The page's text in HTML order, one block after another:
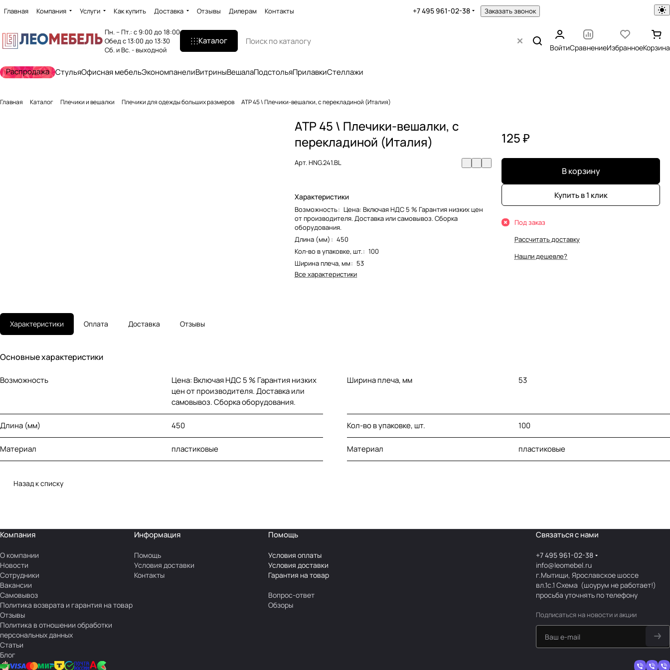
Главная Компания Услуги Как купить Доставка Отзывы Дилерам Контакты +7 495 961-02-38 Заказать звонок
Пн. – Пт.: с 9:00 до 18:00
Обед с 13:00 до 13:30
Сб. и Вс. - выходной
Каталог
ВойтиСравнениеИзбранноеКорзина
Распродажа СтульяОфисная мебельЭкономпанелиВитриныВешалаПодстольяПрилавкиСтеллажи
Главная Каталог Плечики и вешалки Плечики для одежды больших размеров ATP 45 \ Плечики-вешалки, с перекладиной (Италия)
ATP 45 \ Плечики-вешалки, с
перекладиной (Италия)
Арт.HNG.241.BL
Характеристики
Возможность: Цена: Включая НДС 5 % Гарантия низких цен
от производителя. Доставка или самовывоз. Сборка
оборудования.
Длина (мм) : 450
Кол-во в упаковке, шт.: 100
Ширина плеча, мм: 53
Все характеристики
125 ₽
В корзину
Купить в 1 клик
Под заказ
Рассчитать доставку
Нашли дешевле?
Характеристики Оплата Доставка Отзывы
Основные характеристики
Возможность
Цена: Включая НДС 5 % Гарантия низких
цен от производителя. Доставка или
самовывоз. Сборка оборудования.
Ширина плеча, мм 53
Длина (мм) 450 Кол-во в упаковке, шт. 100
Материал пластиковые Материал пластиковые
Назад к списку
Компания
О компании
Новости
Сотрудники
Вакансии
Самовывоз
Политика возврата и гарантия на товар
Отзывы
Политика в отношении обработки
персональных данных
Статьи
Блог
Информация
Помощь
Условия доставки
Контакты
Помощь
Условия оплаты
Условия доставки
Гарантия на товар
Вопрос-ответ
Обзоры
Связаться с нами
+7 495 961-02-38
info@leomebel.ru
г.Мытищи, Ярославское шоссе
вл.1с.1Схема (шоурум не работает!)
просьба уточнять по телефону
Подписаться на новости и акции